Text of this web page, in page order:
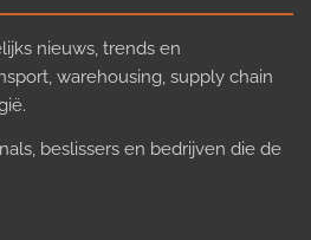
nieuws, trends en
warehousing, supply chain
beslissers en bedrijven die de